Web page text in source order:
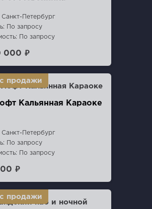
Санкт-Петербург
По запросу
По запросу
000 ₽
Кальянная Караоке
Санкт-Петербург
По запросу
По запросу
₽